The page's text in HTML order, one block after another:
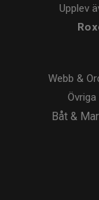
Upplev
Webb &
Båt &